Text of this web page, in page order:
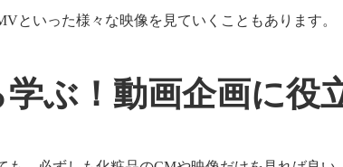
といった様々な映像を見ていくこともあります。
ぶ！動画企画に役